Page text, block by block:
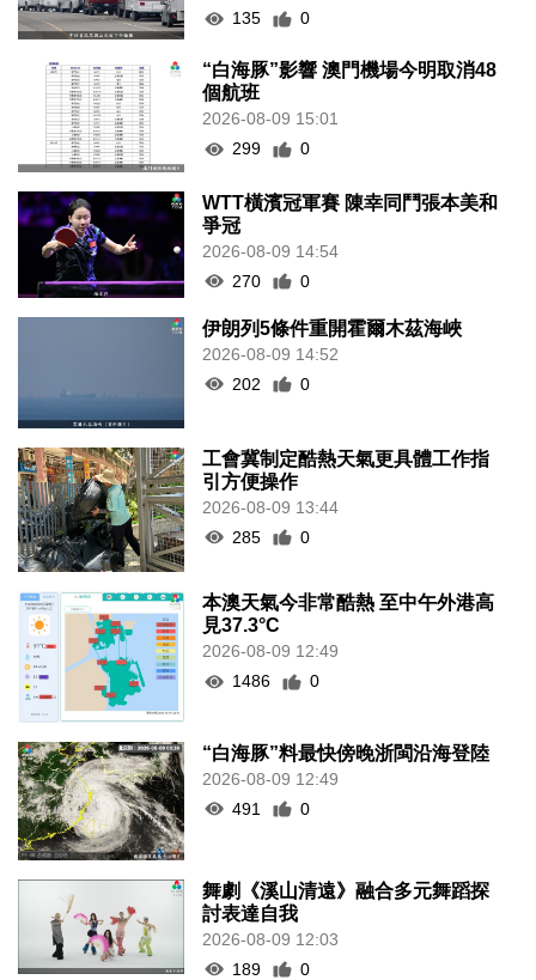
135
0
“白海豚”影響 澳門機場今明取消48
個航班
2026-08-09 15:01
299
0
WTT橫濱冠軍賽 陳幸同鬥張本美和
爭冠
2026-08-09 14:54
270
0
伊朗列5條件重開霍爾木茲海峽
2026-08-09 14:52
202
0
工會冀制定酷熱天氣更具體工作指
引方便操作
2026-08-09 13:44
285
0
本澳天氣今非常酷熱 至中午外港高
見37.3°C
2026-08-09 12:49
1486
0
“白海豚”料最快傍晚浙閩沿海登陸
2026-08-09 12:49
491
0
舞劇《溪山清遠》融合多元舞蹈探
討表達自我
2026-08-09 12:03
189
0